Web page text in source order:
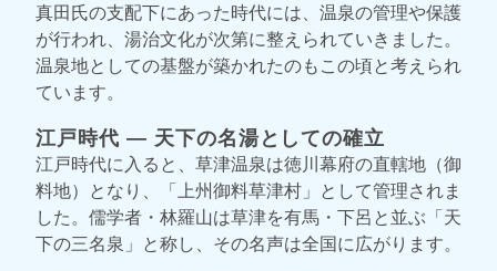
真田氏の支配下にあった時代には、温泉の管理や保護
が行われ、湯治文化が次第に整えられていきました。
温泉地としての基盤が築かれたのもこの頃と考えられ
ています。
江戸時代 ― 天下の名湯としての確立
江戸時代に入ると、草津温泉は徳川幕府の直轄地（御
料地）となり、「上州御料草津村」として管理されま
した。儒学者・林羅山は草津を有馬・下呂と並ぶ「天
下の三名泉」と称し、その名声は全国に広がります。